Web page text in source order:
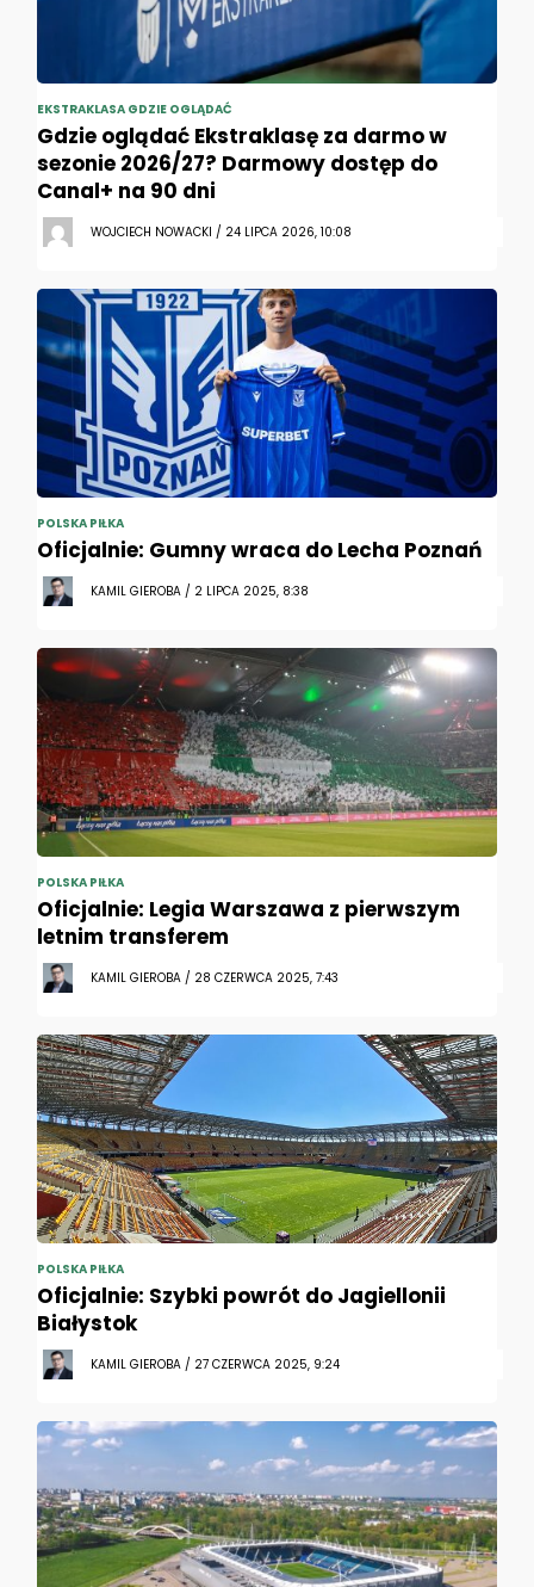
EKSTRAKLASA GDZIE OGLĄDAĆ
Gdzie oglądać Ekstraklasę za darmo w
sezonie 2026/27? Darmowy dostęp do
Canal+ na 90 dni
WOJCIECH NOWACKI / 24 LIPCA 2026, 10:08
POLSKA PIŁKA
Oficjalnie: Gumny wraca do Lecha Poznań
KAMIL GIEROBA / 2 LIPCA 2025, 8:38
POLSKA PIŁKA
Oficjalnie: Legia Warszawa z pierwszym
letnim transferem
KAMIL GIEROBA / 28 CZERWCA 2025, 7:43
POLSKA PIŁKA
Oficjalnie: Szybki powrót do Jagiellonii
Białystok
KAMIL GIEROBA / 27 CZERWCA 2025, 9:24